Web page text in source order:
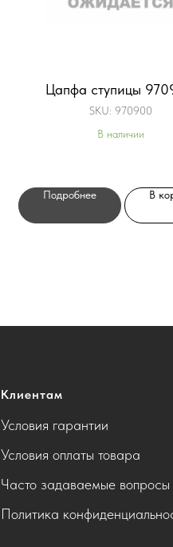
Цапфа ступицы
SKU: 970900
В наличии
Подробнее В
Клиентам
Условия гарантии
Условия оплаты товара
Часто задаваемые вопросы
Политика